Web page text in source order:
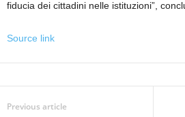
fiducia dei cittadini nelle istituzioni”,
Source link
Previous article